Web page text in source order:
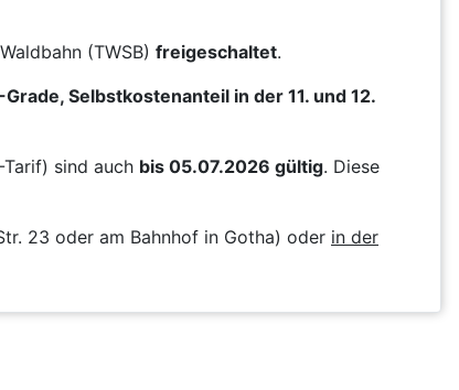
(TWSB) freigeschaltet.
Grade, Selbstkostenanteil in der 11. und 12.
sind auch bis 05.07.2026 gültig. Diese
23 oder am Bahnhof in Gotha) oder in der